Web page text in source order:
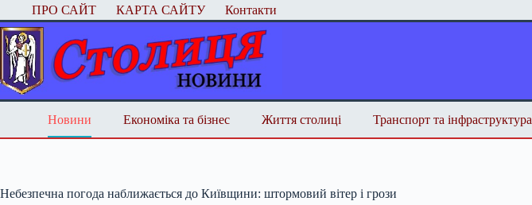
Перейти
до
вмісту
ПРО САЙТ КАРТА САЙТУ Контакти
Новини Економіка та бізнес Життя столиці Транспорт та інфраструктура
Небезпечна погода наближається до Київщини: штормовий вітер і грози